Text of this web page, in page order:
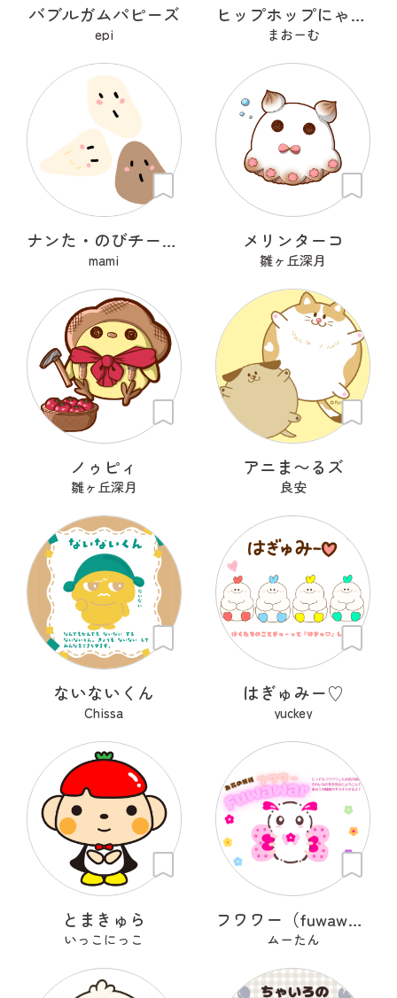
バブルガムパピーズ
epi
ヒップホップにゃんこ
まおーむ
ナンた・のびチー・ショコナン
mami
メリンターコ
雛ヶ丘深月
ノゥピィ
雛ヶ丘深月
アニま〜るズ
良安
ないないくん
Chissa
はぎゅみー♡
yuckey
とまきゅら
いっこにっこ
フワワー（fuwawar）
ムーたん